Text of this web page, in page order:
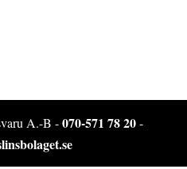
A.-B -070-571 78 20-